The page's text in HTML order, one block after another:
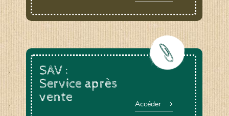
SAV :
Service après
vente
Accéder